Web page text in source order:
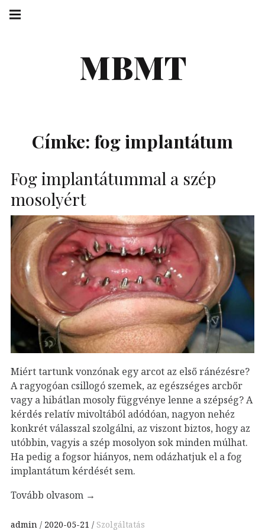
Skip
MBMT
navigation
Címke: fog implantátum
Fog implantátummal a szép
mosolyért
Miért tartunk vonzónak egy arcot az első ránézésre?
A ragyogóan csillogó szemek, az egészséges arcbőr
vagy a hibátlan mosoly függvénye lenne a szépség? A
kérdés relatív mivoltából adódóan, nagyon nehéz
konkrét válasszal szolgálni, az viszont biztos, hogy az
utóbbin, vagyis a szép mosolyon sok minden múlhat.
Ha pedig a fogsor hiányos, nem odázhatjuk el a fog
implantátum kérdését sem.
Tovább olvasom →
admin 2020-05-21 Szolgáltatás